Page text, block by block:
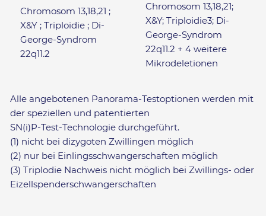
Chromosom 13,18,21 ;
X&Y ; Triploidie ; Di-
George-Syndrom
22q11.2
Chromosom 13,18,21;
X&Y; Triploidie3; Di-
George-Syndrom
22q11.2 + 4 weitere
Mikrodeletionen
Alle angebotenen Panorama-Testoptionen werden mit
der speziellen und patentierten
SN(i)P-Test-Technologie durchgeführt.
(1) nicht bei dizygoten Zwillingen möglich
(2) nur bei Einlingsschwangerschaften möglich
(3) Triplodie Nachweis nicht möglich bei Zwillings- oder
Eizellspenderschwangerschaften